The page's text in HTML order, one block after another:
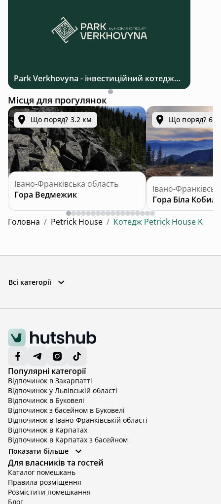
Park Verkhovyna - інвестиційний котеджний комплекс біля Верховини в Карпатах
Місця для прогулянок
Що поряд? 3.2 км
Івано-Франківська область
Гора Ведмежик
Що поряд? 6.7
Івано-
Гора Біла Кобила
Головна / Petrick House / Котедж Petrick House K
Всі категорії
Популярні категорії
Відпочинок в Закарпатті
Відпочинок у Львівській області
Відпочинок в Буковелі
Відпочинок з басейном в Буковелі
Відпочинок в Івано-Франківській області
Відпочинок в Карпатах
Відпочинок в Карпатах з басейном
Відпочинок в Київській області
Відпочинок в Київській області з басейном
Відпочинок в Тернопільській області
Відпочинок у Вінницькій області
Відпочинок в Яремче
Відпочинок у Львівській області з басейном
Показати більше
Для власників та гостей
Каталог помешкань
Правила розміщення
Розмістити помешкання
Блог